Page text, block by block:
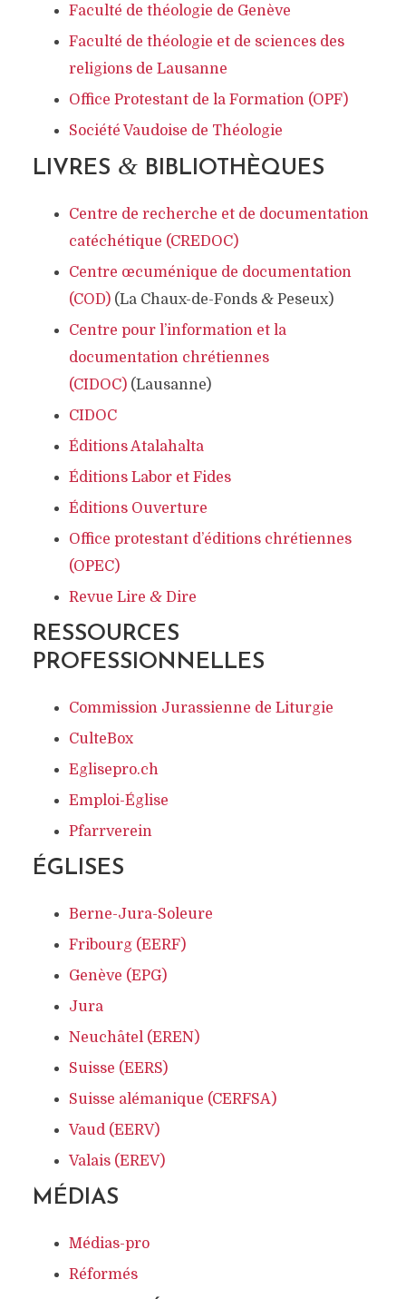
Faculté de théologie de Genève
Faculté de théologie et de sciences des
religions de Lausanne
Office Protestant de la Formation (OPF)
Société Vaudoise de Théologie
LIVRES &BIBLIOTHÈQUES
Centre de recherche et de documentation
catéchétique (CREDOC)
Centre œcuménique de documentation
(COD)(La Chaux-de-Fonds &Peseux)
Centre pour l’information et la
documentation chrétiennes
(CIDOC)(Lausanne)
CIDOC
Éditions Atalahalta
Éditions Labor et Fides
Éditions Ouverture
Office protestant d’éditions chrétiennes
(OPEC)
Revue Lire &Dire
RESSOURCES
PROFESSIONNELLES
Commission Jurassienne de Liturgie
CulteBox
Eglisepro.ch
Emploi-Église
Pfarrverein
ÉGLISES
Berne-Jura-Soleure
Fribourg (EERF)
Genève (EPG)
Jura
Neuchâtel (EREN)
Suisse (EERS)
Suisse alémanique (CERFSA)
Vaud (EERV)
Valais (EREV)
MÉDIAS
Médias-pro
Réformés